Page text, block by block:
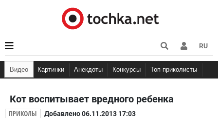
RU
Видео Картинки Анекдоты
Анекдоты про студентов
Конкурсы Топ-приколисты
Кот воспитывает вредного ребенка
ПРИКОЛЫ Добавлено 06.11.2013 17:03